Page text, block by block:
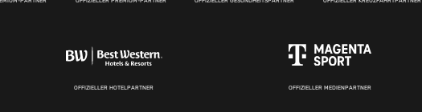
OFFIZIELLER HOTELPARTNER OFFIZIELLER MEDIENPARTNER